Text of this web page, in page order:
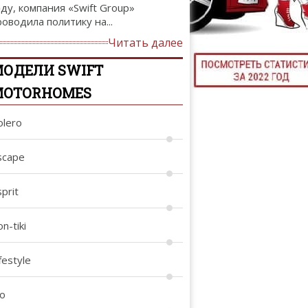
ТЮНИНГ
компания «Swift Group»
политику на...
Читать далее
SWIFT
tiki